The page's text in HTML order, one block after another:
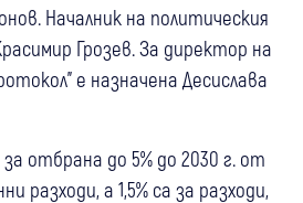
Началник на политическия
Грозев. За директор на
е назначена Десислава
отбрана до 5% до 2030 г. от
а 1,5% са за разходи,